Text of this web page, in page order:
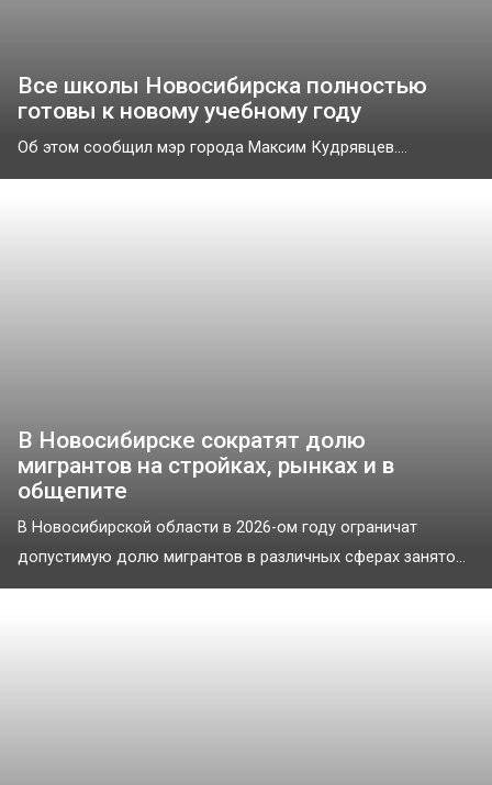
Все школы Новосибирска полностью
готовы к новому учебному году
Об этом сообщил мэр города Максим Кудрявцев....
В Новосибирске сократят долю
мигрантов на стройках, рынках и в
общепите
В Новосибирской области в 2026-ом году ограничат
допустимую долю мигрантов в различных сферах занято...